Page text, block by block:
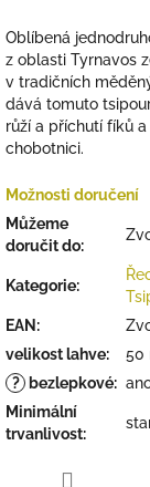
Oblíbená
z oblasti Tyrnavos
v tradičních
dává tomuto
růží a příchutí fíků
chobotnici.
Možnosti doručení
Můžeme
doručit do:
Kategorie:
EAN :
velikost lahve:
50
?
bezlepkové:
Minimální
trvanlivost: